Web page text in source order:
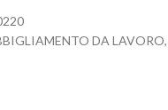
DA LAVORO,